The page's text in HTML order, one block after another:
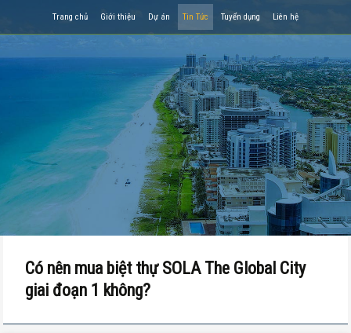
Trang chủ Giới thiệu Dự án Tin Tức Tuyển dụng Liên hệ
Có nên mua biệt thự SOLA The Global City
giai đoạn 1 không?